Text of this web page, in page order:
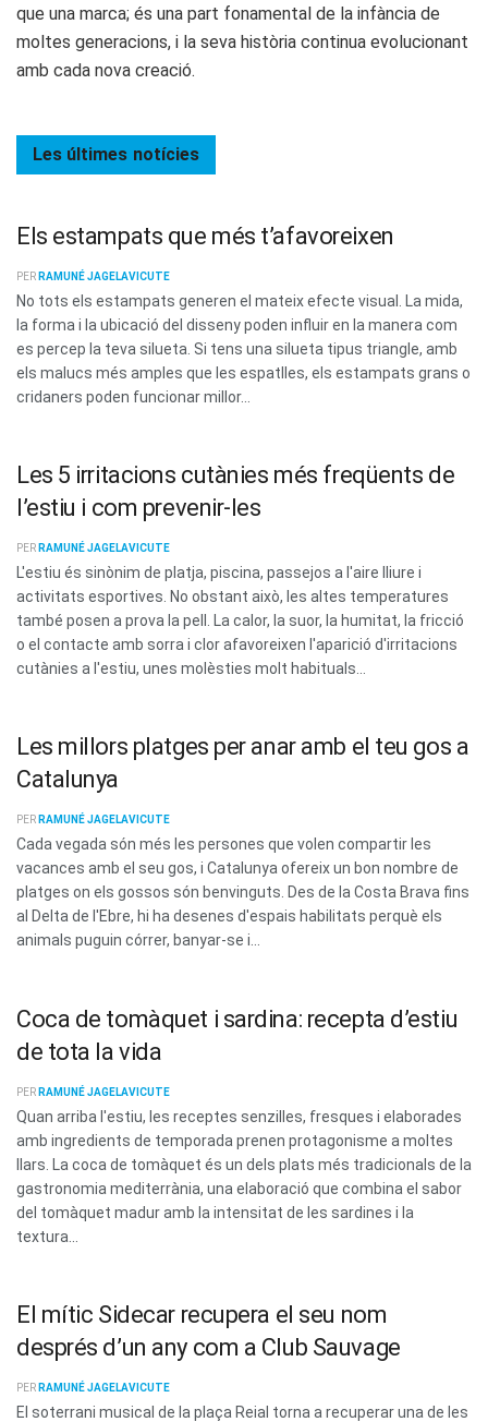
que una marca; és una part fonamental de la infància de
moltes generacions, i la seva història continua evolucionant
amb cada nova creació.
Les últimes notícies
Els estampats que més t’afavoreixen
PER RAMUNÉ JAGELAVICUTE
No tots els estampats generen el mateix efecte visual. La mida,
la forma i la ubicació del disseny poden influir en la manera com
es percep la teva silueta. Si tens una silueta tipus triangle, amb
els malucs més amples que les espatlles, els estampats grans o
cridaners poden funcionar millor...
Les 5 irritacions cutànies més freqüents de
l’estiu i com prevenir-les
PER RAMUNÉ JAGELAVICUTE
L'estiu és sinònim de platja, piscina, passejos a l'aire lliure i
activitats esportives. No obstant això, les altes temperatures
també posen a prova la pell. La calor, la suor, la humitat, la fricció
o el contacte amb sorra i clor afavoreixen l'aparició d'irritacions
cutànies a l'estiu, unes molèsties molt habituals...
Les millors platges per anar amb el teu gos a
Catalunya
PER RAMUNÉ JAGELAVICUTE
Cada vegada són més les persones que volen compartir les
vacances amb el seu gos, i Catalunya ofereix un bon nombre de
platges on els gossos són benvinguts. Des de la Costa Brava fins
al Delta de l'Ebre, hi ha desenes d'espais habilitats perquè els
animals puguin córrer, banyar-se i...
Coca de tomàquet i sardina: recepta d’estiu
de tota la vida
PER RAMUNÉ JAGELAVICUTE
Quan arriba l'estiu, les receptes senzilles, fresques i elaborades
amb ingredients de temporada prenen protagonisme a moltes
llars. La coca de tomàquet és un dels plats més tradicionals de la
gastronomia mediterrània, una elaboració que combina el sabor
del tomàquet madur amb la intensitat de les sardines i la
textura...
El mític Sidecar recupera el seu nom
després d’un any com a Club Sauvage
PER RAMUNÉ JAGELAVICUTE
El soterrani musical de la plaça Reial torna a recuperar una de les